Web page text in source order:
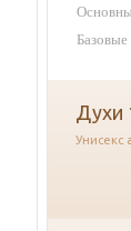
Унисекс